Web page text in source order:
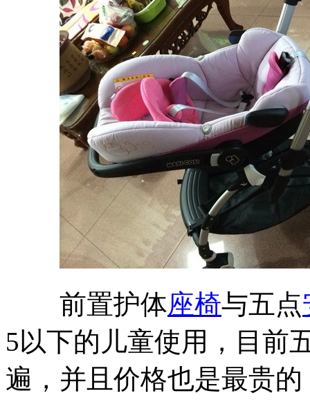
前置护体座椅与五点
5以下的儿童使用，目前
遍，并且价格也是最贵